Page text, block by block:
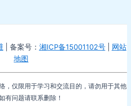
| 备案号： 湘ICP备15001102号| 网站
地图
，仅限用于学习和交流目的，请勿用于其他
有问题请联系删除！